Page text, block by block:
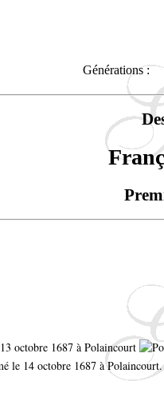
Générations :
octobre 1687 à Polaincourt
le 14 octobre 1687 à